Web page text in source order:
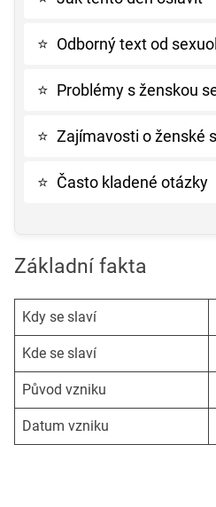
⭐ Odborný text od
⭐ Problémy s ženskou
⭐ Zajímavosti o ženské
⭐ Často kladené otázky
Základní fakta
Kdy se slaví
Kde se slaví
Původ vzniku
Datum vzniku